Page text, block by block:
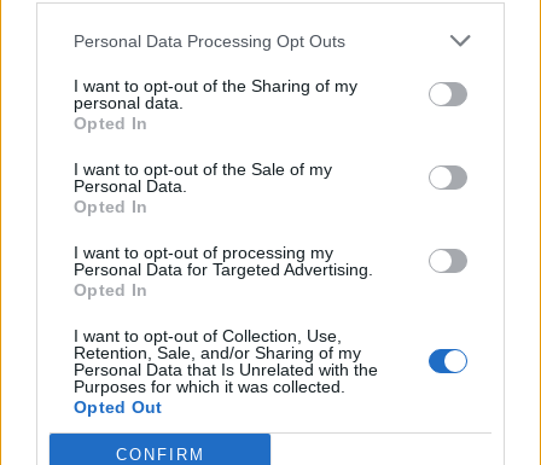
Personal Data Processing Opt Outs
I want to opt-out of the Sharing of my
personal data.
Opted In
I want to opt-out of the Sale of my
Personal Data.
Opted In
I want to opt-out of processing my
Personal Data for Targeted Advertising.
Opted In
I want to opt-out of Collection, Use,
Retention, Sale, and/or Sharing of my
Personal Data that Is Unrelated with the
Purposes for which it was collected.
Opted Out
CONFIRM
Ο Reina λέει ότι εάν το ύφασμα
φαίνεται ανθεκτικό,
βούρτσαςταπετσαρίας για να
αφαιρέσετε τυχόν επίμονους λεκέδες
από τις ρωγμές είναι εντάξει. Απλά μην
το παρακάνετε.
Προετοιμασία και
προστασία